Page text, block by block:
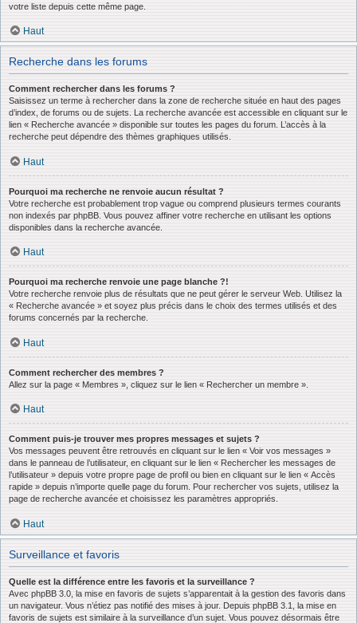
votre liste depuis cette même page.
Haut
Recherche dans les forums
Comment rechercher dans les forums ?
Saisissez un terme à rechercher dans la zone de recherche située en haut des pages
d’index, de forums ou de sujets. La recherche avancée est accessible en cliquant sur le
lien « Recherche avancée » disponible sur toutes les pages du forum. L’accès à la
recherche peut dépendre des thèmes graphiques utilisés.
Haut
Pourquoi ma recherche ne renvoie aucun résultat ?
Votre recherche est probablement trop vague ou comprend plusieurs termes courants
non indexés par phpBB. Vous pouvez affiner votre recherche en utilisant les options
disponibles dans la recherche avancée.
Haut
Pourquoi ma recherche renvoie une page blanche ?!
Votre recherche renvoie plus de résultats que ne peut gérer le serveur Web. Utilisez la
« Recherche avancée » et soyez plus précis dans le choix des termes utilisés et des
forums concernés par la recherche.
Haut
Comment rechercher des membres ?
Allez sur la page « Membres », cliquez sur le lien « Rechercher un membre ».
Haut
Comment puis-je trouver mes propres messages et sujets ?
Vos messages peuvent être retrouvés en cliquant sur le lien « Voir vos messages »
dans le panneau de l’utilisateur, en cliquant sur le lien « Rechercher les messages de
l’utilisateur » depuis votre propre page de profil ou bien en cliquant sur le lien « Accès
rapide » depuis n’importe quelle page du forum. Pour rechercher vos sujets, utilisez la
page de recherche avancée et choisissez les paramètres appropriés.
Haut
Surveillance et favoris
Quelle est la différence entre les favoris et la surveillance ?
Avec phpBB 3.0, la mise en favoris de sujets s’apparentait à la gestion des favoris dans
un navigateur. Vous n’étiez pas notifié des mises à jour. Depuis phpBB 3.1, la mise en
favoris de sujets est similaire à la surveillance d’un sujet. Vous pouvez désormais être